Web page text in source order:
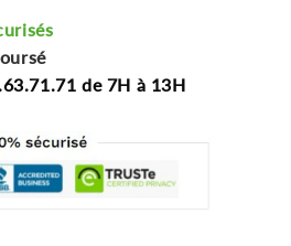
de 7H à 13H